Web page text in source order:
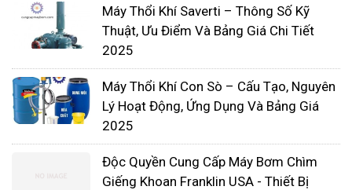
Tạo bọt khí hồ bơi, bể chứa
Sục khí tạo oxi trong nuôi trồng thủy sản đặc
biệt trong nuôi tôm
Cấp khí trong hệ thống nhà xưởng, nhà máy,
hệ thống nén khí
Một số sản phẩm máy thổi khí Dolphin
Máy thổi khí con sò Dolphin Model: DB-7500S:
Máy Thổi Khí Saverti – Thông Số Kỹ
Thuật, Ưu Điểm Và Bảng Giá Chi Tiết
2025
Máy Thổi Khí Con Sò – Cấu Tạo, Nguyên
Lý Hoạt Động, Ứng Dụng Và Bảng Giá
2025
Độc Quyền Cung Cấp Máy Bơm Chìm
Giếng Khoan Franklin USA - Thiết Bị